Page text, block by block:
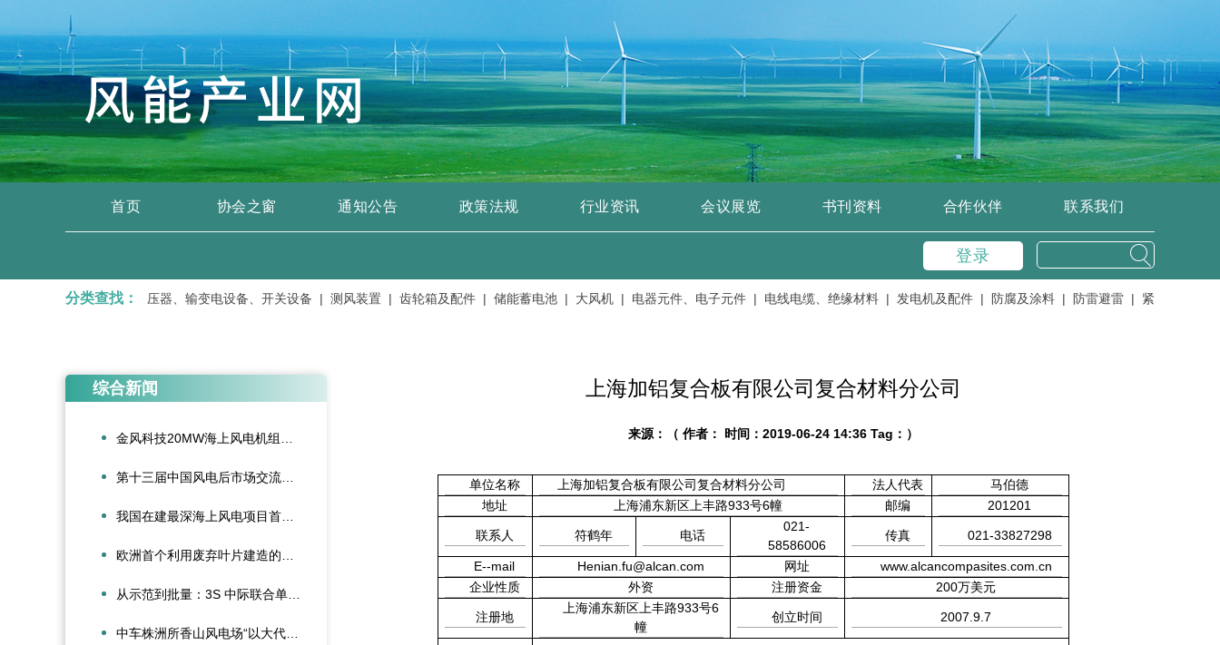
首页 协会之窗 通知公告 政策法规 行业资讯 会议展览 书刊资料 合作伙伴 联系我们
登录
分类查找：
运输、维修服务 | 变压器、输变电设备、开关设备 | 测风装置 | 齿轮箱及配件 | 储能蓄电池 | 大风机 | 电器元件、电子元件 | 电线电缆、绝缘材料 | 发电机及配件 | 防腐及涂料 | 防雷避雷 | 紧固件及紧固工
综合新闻 上海加铝复合板有限公司复合材料分公司
来源： （ 作者： 时间： 2019-06-24 14:36 Tag： ）
单位名称 上海加铝复合板有限公司复合材料分公司 法人代表
马伯德
地址
上海浦东新区上丰路933号6幢 邮编 201201
联系人 符鹤年 电话
021-
58586006
传真 021-33827298
E--mail Henian.fu@alcan.com 网址 www.alcancompasites.com.cn
企业性质 外资 注册资金 200万美元
注册地
上海浦东新区上丰路933号6
幢
创立时间 2007.9.7